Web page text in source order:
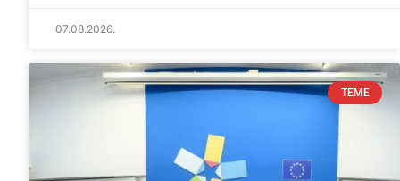
07.08.2026.
TEME